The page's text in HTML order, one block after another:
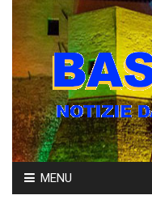
Skip
to
MENU